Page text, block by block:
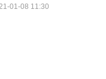
01-08 11:30